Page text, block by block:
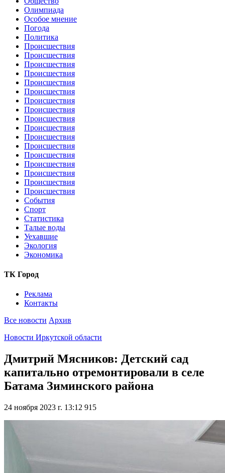
Олимпиада
Особое мнение
Погода
Политика
Происшествия
Происшествия
Происшествия
Происшествия
Происшествия
Происшествия
Происшествия
Происшествия
Происшествия
Происшествия
Происшествия
Происшествия
Происшествия
Происшествия
Происшествия
Происшествия
Происшествия
События
Спорт
Статистика
Талые воды
Уехавшие
Экология
Экономика
ТК Город
Реклама
Контакты
Все новости Архив
Новости Иркутской области
Дмитрий Мясников: Детский сад
капитально отремонтировали в селе
Батама Зиминского района
24 ноября 2023 г. 13:12 915